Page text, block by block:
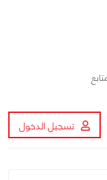
تسجيل الدخول